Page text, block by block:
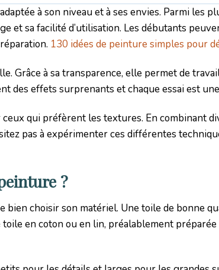
à son niveau et à ses envies. Parmi les
et sa facilité d’utilisation. Les débutants
130 idées de peinture simples pour
Grâce à sa transparence, elle permet de
des effets surprenants et chaque essai est
qui préfèrent les textures. En combinant
pas à expérimenter ces différentes
?
choisir son matériel. Une toile de bonne
en coton ou en lin, préalablement